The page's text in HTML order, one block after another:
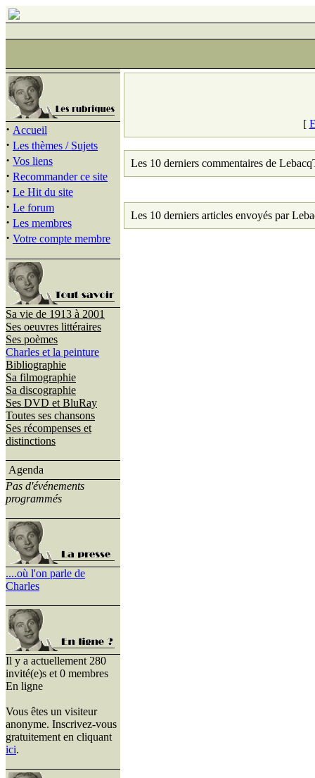
· Accueil
· Les thèmes / Sujets
· Vos liens
· Recommander ce site
· Le Hit du site
· Le forum
· Les membres
· Votre compte membre
Sa vie de 1913 à 2001
Ses oeuvres littéraires
Ses poèmes
Charles et la peinture
Bibliographie
Sa filmographie
Sa discographie
Ses DVD et BluRay
Toutes ses chansons
Ses récompenses et
distinctions
Agenda
Pas d'événements
programmés
....où l'on parle de
Charles
Il y a actuellement 280
invité(e)s et 0 membres
En ligne
Vous êtes un visiteur
anonyme. Inscrivez-vous
gratuitement en cliquant
ici.
[
Les 10 derniers commentaires de
Les 10 derniers articles envoyés par